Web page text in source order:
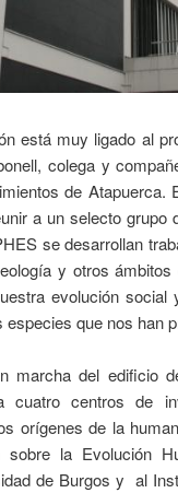
está muy ligado al
colega y
de Atapuerca.
a un selecto grupo
se desarrollan
y otros
evolución
que nos han
marcha del edificio
cuatro centros de
orígenes de la
sobre la Evolución
de Burgos y al